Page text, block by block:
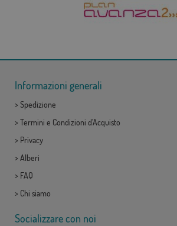
Informazioni generali
> Spedizione
> Termini e Condizioni d'Acquisto
> Privacy
> Alberi
> FAQ
> Chi siamo
Socializzare con noi